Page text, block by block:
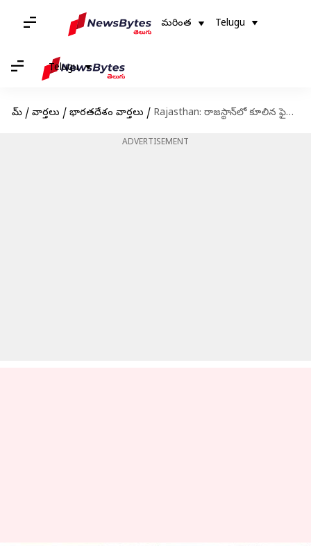
మరింత Telugu
Telugu
హోమ్ / వార్తలు / భారతదేశం వార్తలు / Rajasthan: రాజస్థాన్‌లో కూలిన ఫైటర్ జెట్.. పైలట్‌ మృతి, ఇద్దరు సిబ్బందికి గాయాలు
ADVERTISEMENT